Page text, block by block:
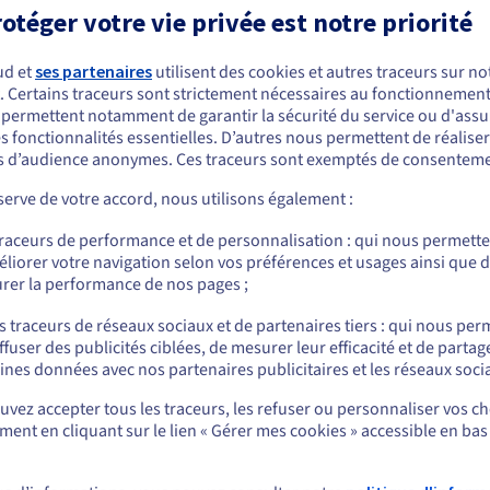
OVHcloud ?
ovhcloud.com afin de découvrir les offres promotionnelles
de frais offerts ou d’une réduction sur votre location/
en amont. Vous saurez ainsi quelle promotion est faite pour
et produits d’OVHcloud ?
à tous types d’univers : Public Cloud, noms de domaine,
sur les VPS et les serveurs dédiés.
auront-elles lieu ?
régulièrement sur notre site web. Restez à l’affût de
le reste de l’année. Surveillez également votre boîte e-
réductions exceptionnelles. Enfin, vous pouvez retrouver
?
proposées en promotion durant les soldes OVHcloud.
Bare Metal, mais aussi sur les VPS et l’univers Public Cloud. Il
la qualité de nos solutions web et cloud.
semblez être localisé en États-Unis.
commander, rendez-vous sur le site de votre pays (États-Unis) et créez un
us.ovhcloud.com/
Anglais USD - $
ou
sur le site actuel
un autre site web
votre vie privée est notre priorité
etses partenaires utilisent des cookies et autres traceurs sur
Certains traceurs sont strictement nécessaires au
notamment de garantir la sécurité du service ou
fonctionnalités essentielles. D’autres nous permettent de
d’audience anonymes. Ces traceurs sont exemptés de
de votre accord, nous utilisons également :
de performance et de personnalisation : qui nous
votre navigation selon vos préférences et usages ainsi que
la performance de nos pages ;
traceurs de réseaux sociaux et de partenaires tiers : qui nous
des publicités ciblées, de mesurer leur efficacité et de
données avec nos partenaires publicitaires et les réseaux
accepter tous les traceurs, les refuser ou personnaliser vos
en cliquant sur le lien « Gérer mes cookies » accessible en